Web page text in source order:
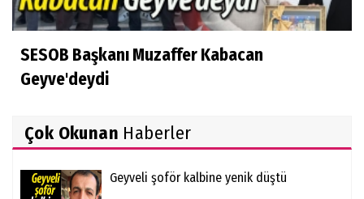
SESOB Başkanı Muzaffer Kabacan
Geyve'deydi
Çok Okunan Haberler
Geyveli şoför kalbine yenik düştü